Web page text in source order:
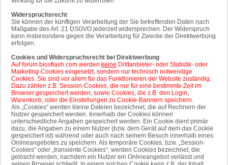
Widerspruchsrecht
Sie können der künftigen Verarbeitung der Sie betreffenden Daten nach
Maßgabe des Art. 21 DSGVO jederzeit widersprechen. Der Widerspruch
kann insbesondere gegen die Verarbeitung für Zwecke der Direktwerbung
erfolgen.
Cookies und Widerspruchsrecht bei Direktwerbung
Auf forum.biosflash.com werden keine Drittanbieter- oder Statistik- oder
Marketing-Cookies eingesetzt, sondern nur technisch notwendige
Cookies. Sie sind vor allem für das Funktionieren der Website zuständig.
Dazu zählen z.B. Session-Cookies, die nur für eine bestimmte Zeit im
Browser gespeichert werden, sowie Cookies, die z.B. den Login,
Warenkorb, oder die Einstellungen zu Cookie-Bannern speichern.
Als „Cookies“ werden kleine Dateien bezeichnet, die auf Rechnern der
Nutzer gespeichert werden. Innerhalb der Cookies können
unterschiedliche Angaben gespeichert werden. Ein Cookie dient primär
dazu, die Angaben zu einem Nutzer (bzw. dem Gerät auf dem das Cookie
gespeichert ist) während oder auch nach seinem Besuch innerhalb eines
Onlineangebotes zu speichern. Als temporäre Cookies, bzw. „Session-
Cookies“ oder „transiente Cookies“, werden Cookies bezeichnet, die
gelöscht werden, nachdem ein Nutzer ein Onlineangebot verlässt und